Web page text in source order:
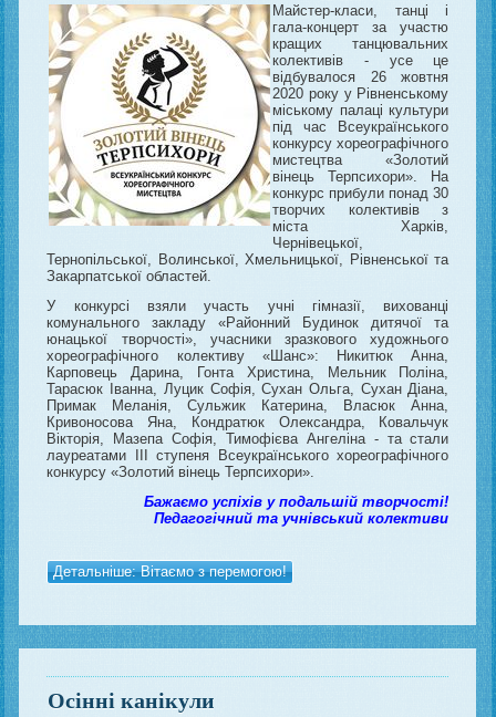
Майстер-класи, танці і
гала-концерт за участю
кращих танцювальних
колективів - усе це
відбувалося 26 жовтня
2020 року у Рівненському
міському палаці культури
під час Всеукраїнського
конкурсу хореографічного
мистецтва «Золотий
вінець Терпсихори». На
конкурс прибули понад 30
творчих колективів з
міста Харків,
Чернівецької,
Тернопільської, Волинської, Хмельницької, Рівненської та
Закарпатської областей.
У конкурсі взяли участь учні гімназії, вихованці
комунального закладу «Районний Будинок дитячої та
юнацької творчості», учасники зразкового художнього
хореографічного колективу «Шанс»: Никитюк Анна,
Карповець Дарина, Гонта Христина, Мельник Поліна,
Тарасюк Іванна, Луцик Софія, Сухан Ольга, Сухан Діана,
Примак Меланія, Сульжик Катерина, Власюк Анна,
Кривоносова Яна, Кондратюк Олександра, Ковальчук
Вікторія, Мазепа Софія, Тимофієва Ангеліна - та стали
лауреатами ІІІ ступеня Всеукраїнського хореографічного
конкурсу «Золотий вінець Терпсихори».
Бажаємо успіхів у подальшій творчості!
Педагогічний та учнівський колективи
Детальніше: Вітаємо з перемогою!
Осінні канікули